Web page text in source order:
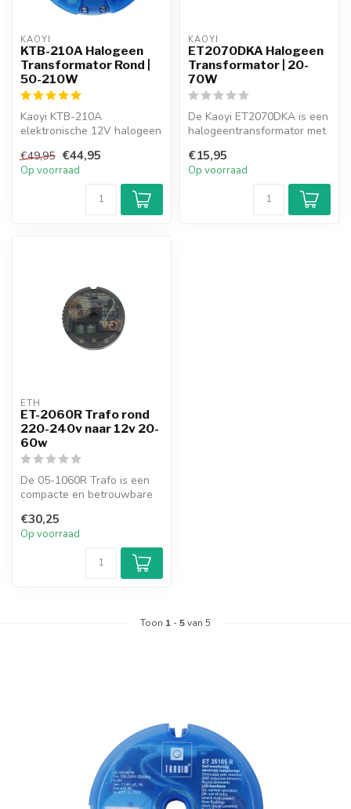
KAOYI
KTB-210A Halogeen
Transformator Rond |
50-210W
Kaoyi KTB-210A
elektronische 12V halogeen
210W. Vooral...
€49,95 €44,95
Op voorraad
KAOYI
ET2070DKA Halogeen
Transformator | 20-
70W
De Kaoyi ET2070DKA is een
halogeentransformator met
20...
€15,95
Op voorraad
ETH
ET-2060R Trafo rond
220-240v naar 12v 20-
60w
De 05-1060R Trafo is een
compacte en betrouwbare
om elek...
€30,25
Op voorraad
Toon 1 -5van 5